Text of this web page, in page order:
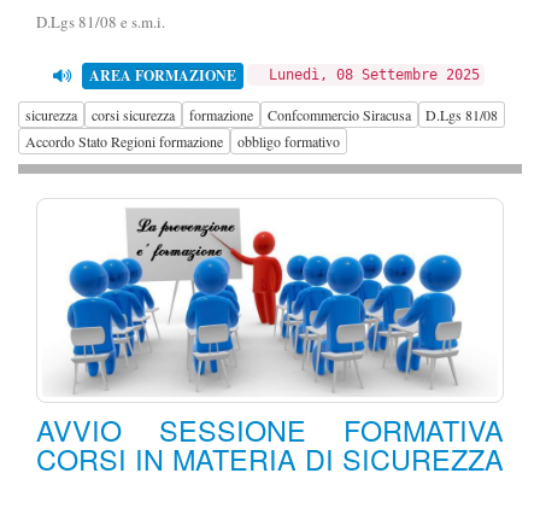
D.Lgs 81/08 e s.m.i.
AREA FORMAZIONE Lunedì, 08 Settembre 2025
sicurezza corsi sicurezza formazione Confcommercio Siracusa
D.Lgs 81/08
Accordo Stato Regioni formazione
obbligo formativo
AVVIO SESSIONE FORMATIVA
CORSI IN MATERIA DI SICUREZZA